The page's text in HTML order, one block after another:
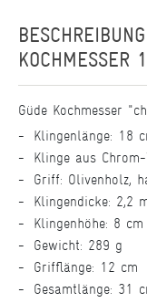
KOCHMESSER
Güde Kochmesser
Klingenlänge: 18
Klinge aus
Griff: Olivenholz,
Klingendicke: 2,2
Klingenhöhe: 8 cm
Gewicht: 289 g
Grifflänge: 12 cm
Gesamtlänge: 31